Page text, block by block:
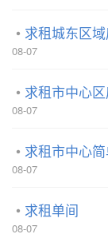
求租城东区
08-07
求租市中心
08-07
求租市中心
08-07
求租单间
08-07